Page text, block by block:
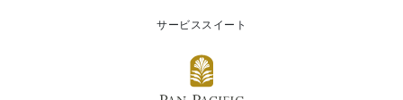
サービススイート